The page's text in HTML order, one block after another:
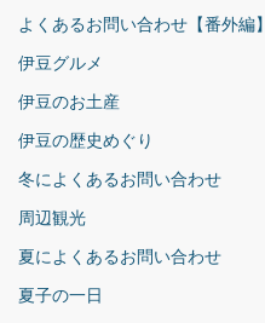
よくあるお問い合わせ【番外編】
伊豆グルメ
伊豆のお土産
伊豆の歴史めぐり
冬によくあるお問い合わせ
周辺観光
夏によくあるお問い合わせ
夏子の一日